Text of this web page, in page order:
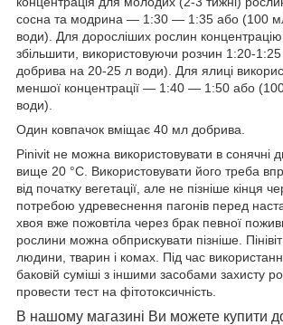
сосна та модрина — 1:30 — 1:35 або (100
води). Для доросліших рослин
збільшити, використовуючи розчин 1:20-
добрива на 20-25 л води). Для ялиці
меншої концентрації — 1:40 — 1:50 або
води).
Один ковпачок вміщає 40 мл добрива.
Pinivit не можна використовувати в сонячні
вище 20 °C. Використовувати його треба
від початку вегетації, але не пізніше кінця
потребою удревеснення пагонів перед
хвоя вже пожовтіла через брак певної
рослини можна обприскувати пізніше.
людини, тварин і комах. Під час
баковій суміші з іншими засобами захисту
провести тест на фітотоксичність.
В нашому магазині Ви можете купити